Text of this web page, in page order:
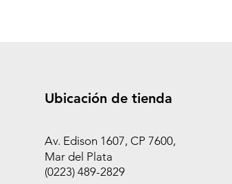
Ubicación de tienda
Av. Edison 1607, CP 7600,
Mar del Plata
(0223) 489-2829